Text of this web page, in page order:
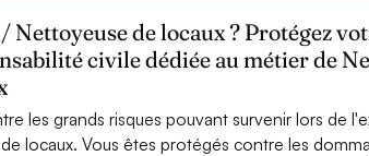
Nettoyeuse de locaux ? Protégez
civile dédiée au métier de
les grands risques pouvant survenir lors de
locaux. Vous êtes protégés contre les